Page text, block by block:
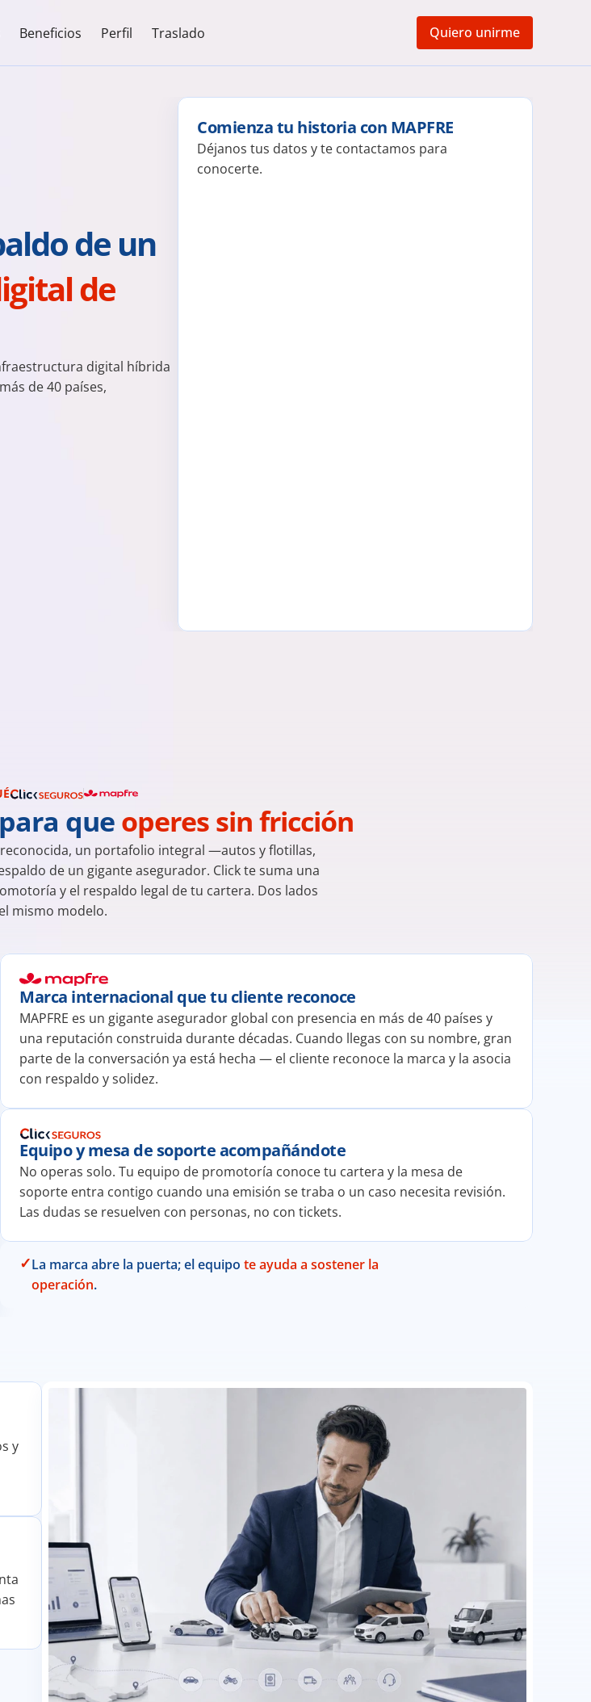
Beneficios Perfil Traslado Quiero unirme
de un
de
digital híbrida
de 40 países,
Comienza tu historia con MAPFRE
Déjanos tus datos y te contactamos para
conocerte.
que operes sin fricción
reconocida, un portafolio integral —autos y flotillas,
de un gigante asegurador. Click te suma una
y el respaldo legal de tu cartera. Dos lados
mismo modelo.
Marca internacional que tu cliente reconoce
MAPFRE es un gigante asegurador global con presencia en más de 40 países y
una reputación construida durante décadas. Cuando llegas con su nombre, gran
parte de la conversación ya está hecha — el cliente reconoce la marca y la asocia
con respaldo y solidez.
Equipo y mesa de soporte acompañándote
No operas solo. Tu equipo de promotoría conoce tu cartera y la mesa de
soporte entra contigo cuando una emisión se traba o un caso necesita revisión.
Las dudas se resuelven con personas, no con tickets.
✓La marca abre la puerta; el equipo te ayuda a sostener la
operación.
y